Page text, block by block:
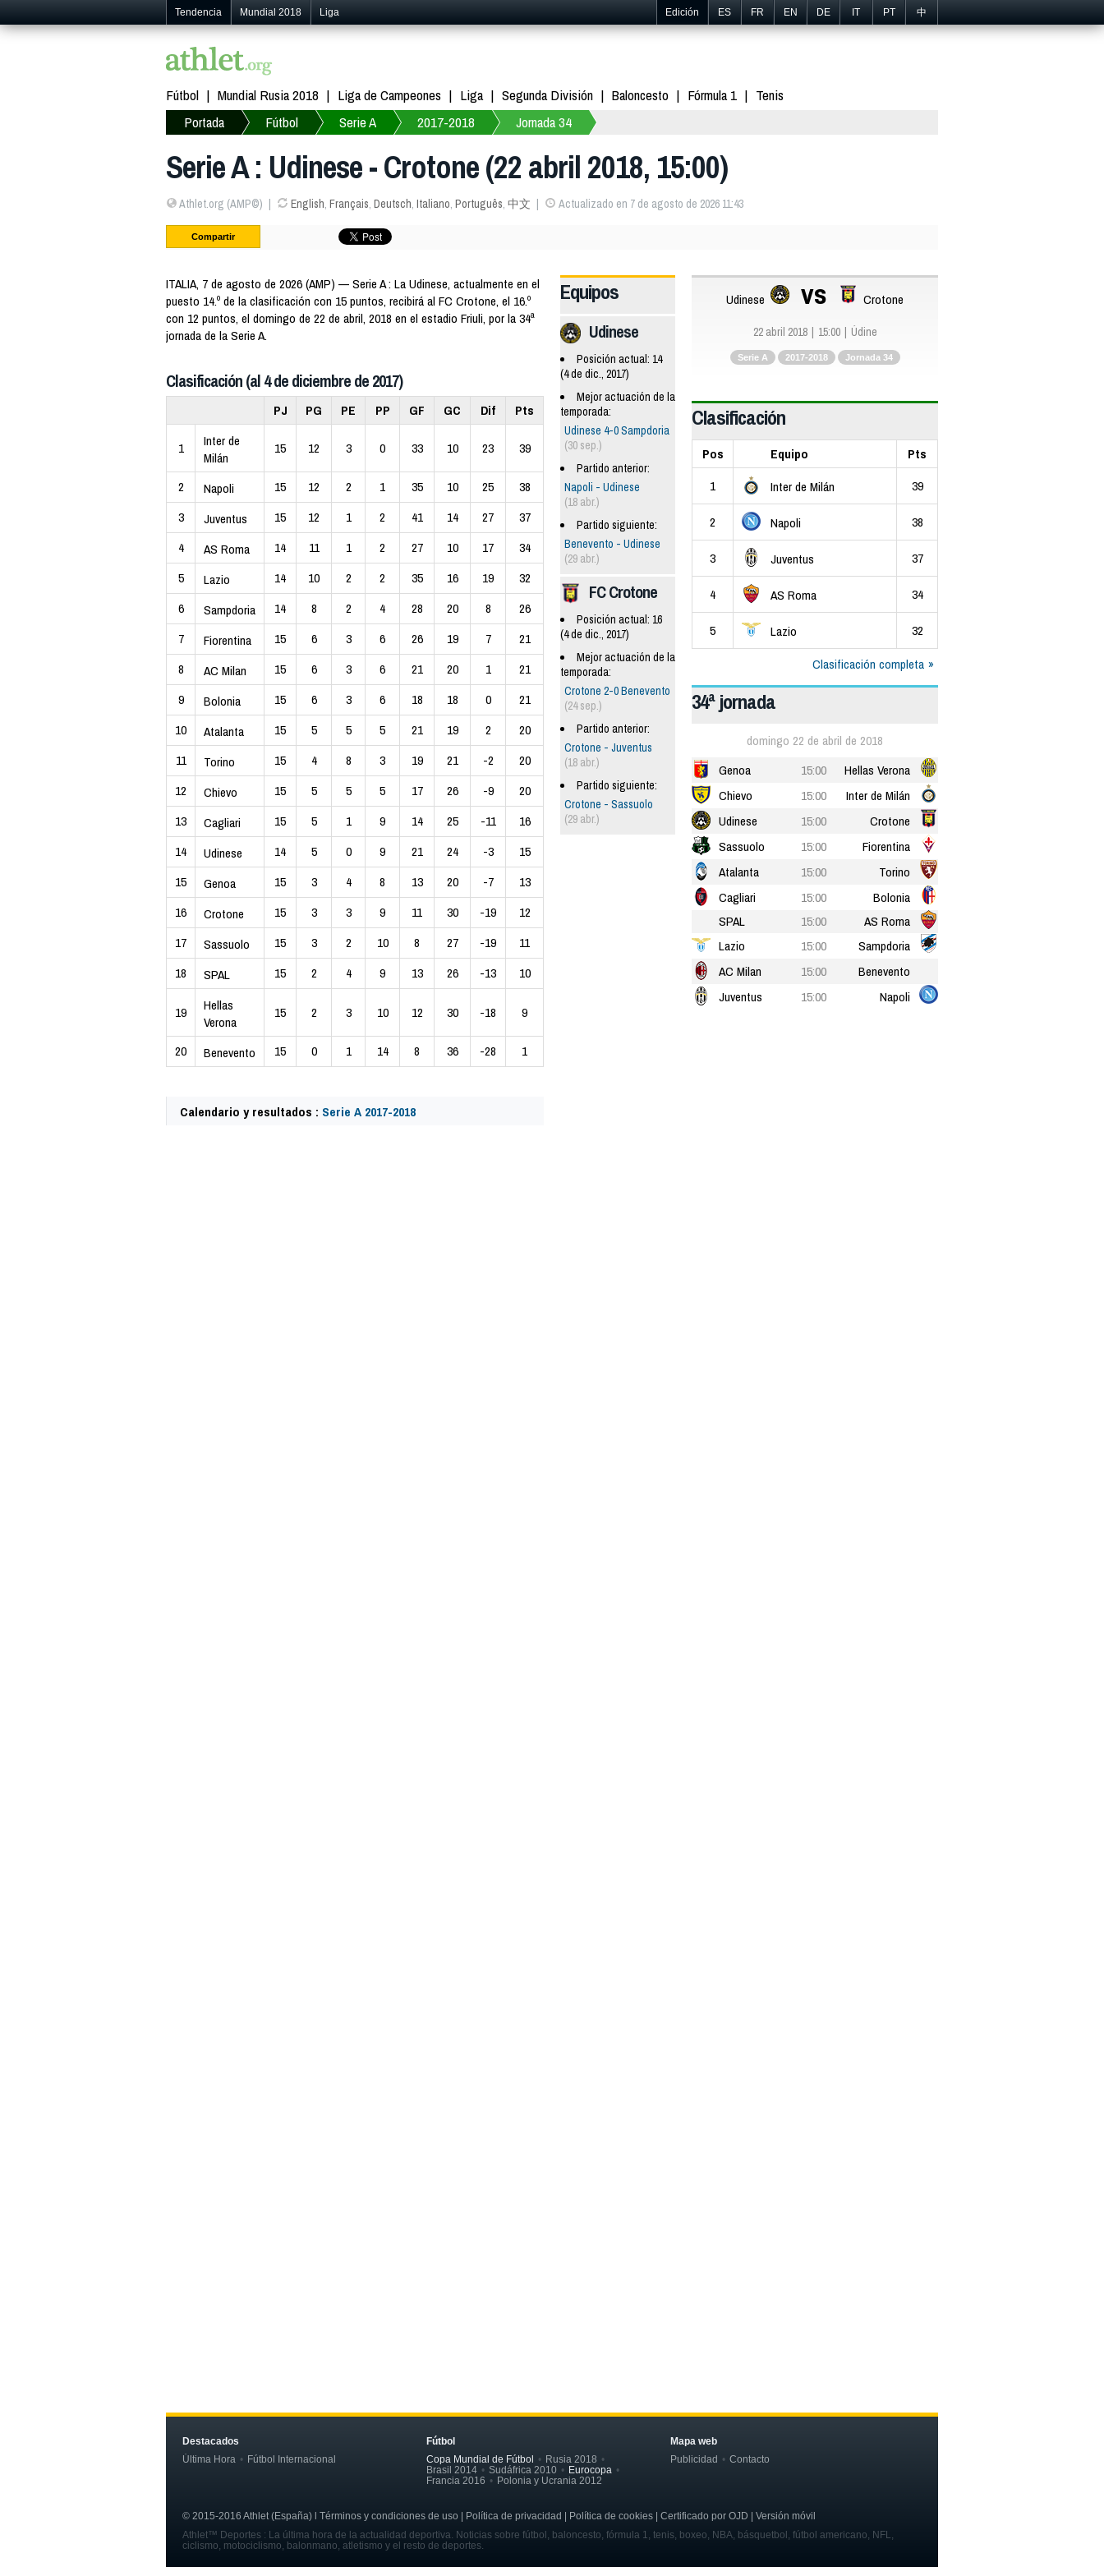
Tendencia Mundial 2018 Liga Edición ES FR EN DE IT PT 中
Fútbol Mundial Rusia 2018 Liga de Campeones Liga Segunda División Baloncesto Fórmula 1
Tenis
Portada
Fútbol Serie A 2017-2018 Jornada 34
Serie A : Udinese - Crotone (22 abril 2018, 15:00)
Athlet.org (AMP©) English, Français, Deutsch, Italiano, Português, 中文 Actualizado en 7 de agosto de 2026 11:43
Compartir
ITALIA, 7 de agosto de 2026 (AMP) — Serie A : La Udinese, actualmente en el
puesto 14.º de la clasificación con 15 puntos, recibirá al FC Crotone, el 16.º
con 12 puntos, el domingo de 22 de abril, 2018 en el estadio Friuli, por la 34ª
jornada de la Serie A.
Clasificación (al 4 de diciembre de 2017)
PJ PG PE PP GF GC Dif Pts
1
Inter de
Milán
15 12 3 0 33 10 23 39
2 Napoli 15 12 2 1 35 10 25
38
3
Juventus 15 12 1 2 41 14 27
37
4
AS Roma 14 11 1 2 27 10 17
34
5
Lazio 14 10 2 2 35 16 19
32
6
Sampdoria 14 8 2 4 28 20 8
26
7
Fiorentina 15 6 3 6 26 19 7
21
8
AC Milan 15 6 3 6 21 20 1
21
9
Bolonia 15 6 3 6 18 18 0
21
10
Atalanta 15 5 5 5 21 19 2
20
11
Torino 15 4 8 3 19 21 -2
20
12
Chievo 15 5 5 5 17 26 -9
20
13
Cagliari 15 5 1 9 14 25 -11
16
14
Udinese 14 5 0 9 21 24 -3
15
15
Genoa 15 3 4 8 13 20 -7
13
16
Crotone 15 3 3 9 11 30 -19
12
17
Sassuolo 15 3 2 10 8 27 -19
11
18
SPAL 15 2 4 9 13 26 -13 10
19
Hellas
Verona
15 2 3 10 12 30 -18 9
20 Benevento 15 0 1 14 8 36 -28 1
Calendario y resultados : Serie A 2017-2018
Equipos
Udinese
Posición actual: 14
(4 de dic., 2017)
Mejor actuación de la
temporada:
Udinese 4-0 Sampdoria
(30 sep.)
Partido anterior:
Napoli - Udinese
(18 abr.)
Partido siguiente:
Benevento - Udinese
(29 abr.)
FC Crotone
Posición actual: 16
(4 de dic., 2017)
Mejor actuación de la
temporada:
Crotone 2-0 Benevento
(24 sep.)
Partido anterior:
Crotone - Juventus
(18 abr.)
Partido siguiente:
Crotone - Sassuolo
(29 abr.)
Udinese vs Crotone
22 abril 2018 15:00 Údine
Serie A 2017-2018 Jornada 34
Clasificación
Pos Equipo
Pts
1
Inter de Milán 39
2 Napoli 38
3 Juventus 37
4 AS Roma 34
5 Lazio
32
Clasificación completa
34ª jornada
domingo 22 de abril de 2018
Genoa
15:00
Hellas Verona
Chievo
15:00
Inter de Milán
Udinese
15:00
Crotone
Sassuolo
15:00
Fiorentina
Atalanta
15:00
Torino
Cagliari
15:00
Bolonia
SPAL
15:00
AS Roma
Lazio
15:00
Sampdoria
AC Milan
15:00
Benevento
Juventus
15:00 Napoli
Destacados
Última Hora
Fútbol Internacional
Fútbol
Copa Mundial de Fútbol
Rusia 2018
Brasil 2014
Sudáfrica 2010
Eurocopa
Francia 2016
Polonia y Ucrania 2012
Mapa web
Publicidad
Contacto
© 2015-2016 Athlet (España) l Términos y condiciones de uso | Política de privacidad | Política de cookies | Certificado por OJD | Versión móvil
Athlet™ Deportes : La última hora de la actualidad deportiva. Noticias sobre fútbol, baloncesto, fórmula 1, tenis, boxeo, NBA, básquetbol, fútbol americano, NFL,
ciclismo, motociclismo, balonmano, atletismo y el resto de deportes.